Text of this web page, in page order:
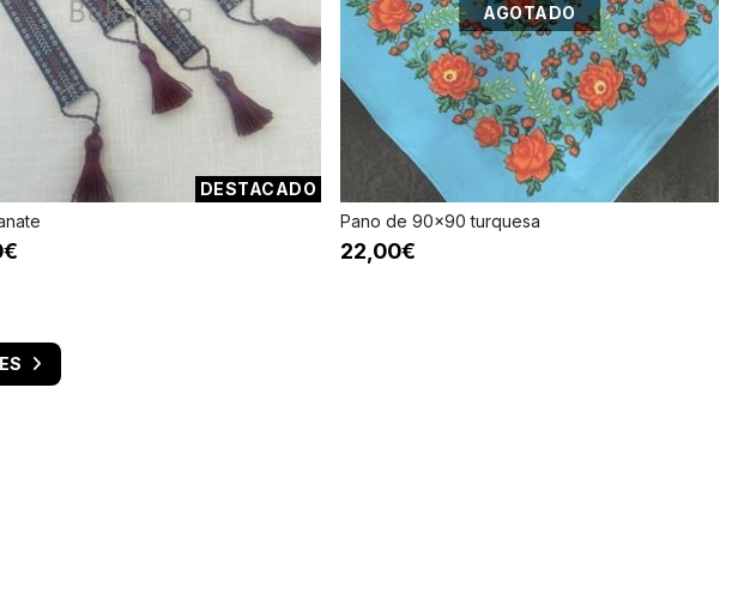
DESTACADO
AGOTADO
Pano de 90x90 turquesa
22,00€